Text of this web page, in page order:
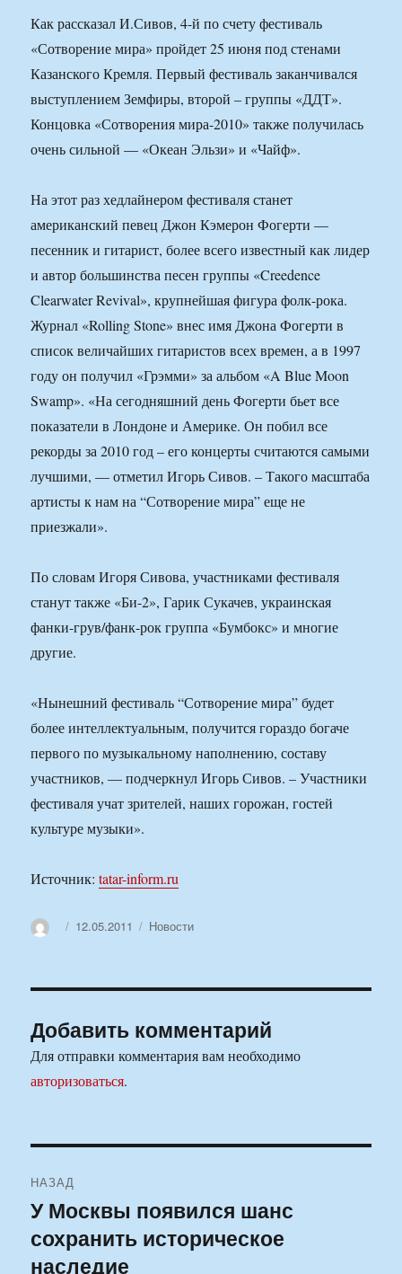
Как рассказал И.Сивов, 4-й по счету фестиваль
«Сотворение мира» пройдет 25 июня под стенами
Казанского Кремля. Первый фестиваль заканчивался
выступлением Земфиры, второй – группы «ДДТ».
Концовка «Сотворения мира-2010» также получилась
очень сильной — «Океан Эльзи» и «Чайф».
На этот раз хедлайнером фестиваля станет
американский певец Джон Кэмерон Фогерти —
песенник и гитарист, более всего известный как лидер
и автор большинства песен группы «Creedence
Clearwater Revival», крупнейшая фигура фолк-рока.
Журнал «Rolling Stone» внес имя Джона Фогерти в
список величайших гитаристов всех времен, а в 1997
году он получил «Грэмми» за альбом «A Blue Moon
Swamp». «На сегодняшний день Фогерти бьет все
показатели в Лондоне и Америке. Он побил все
рекорды за 2010 год – его концерты считаются самыми
лучшими, — отметил Игорь Сивов. – Такого масштаба
артисты к нам на “Сотворение мира” еще не
приезжали».
По словам Игоря Сивова, участниками фестиваля
станут также «Би-2», Гарик Сукачев, украинская
фанки-грув/фанк-рок группа «Бумбокс» и многие
другие.
«Нынешний фестиваль “Сотворение мира” будет
более интеллектуальным, получится гораздо богаче
первого по музыкальному наполнению, составу
участников, — подчеркнул Игорь Сивов. – Участники
фестиваля учат зрителей, наших горожан, гостей
культуре музыки».
Источник:tatar-inform.ru
АвторОпубликовано
12.05.2011 Рубрики
Новости
Добавить комментарий
Для отправки комментария вам необходимо
авторизоваться.
по
записям
НАЗАД
Предыдущая
запись:
У Москвы появился шанс
сохранить историческое
наследие